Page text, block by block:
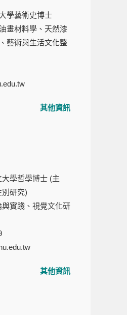
學藝術史博士
畫材料學、天然漆
藝術與生活文化整
其他資訊
學哲學博士 (主
研究)
實踐、視覺文化研
其他資訊